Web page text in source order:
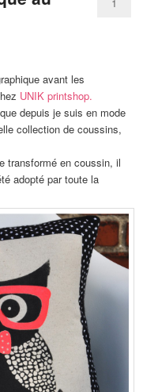
1
avant les
UNIK printshop.
depuis je suis en mode
collection de coussins,
transformé en coussin, il
adopté par toute la